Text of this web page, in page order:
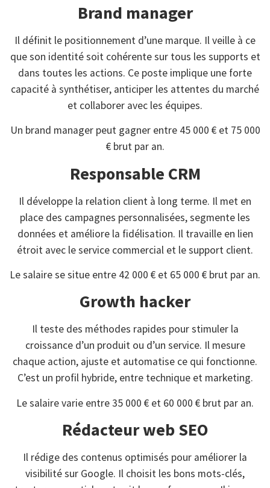
Brand manager
Il définit le positionnement d’une marque. Il veille à ce
que son identité soit cohérente sur tous les supports et
dans toutes les actions. Ce poste implique une forte
capacité à synthétiser, anticiper les attentes du marché
et collaborer avec les équipes.
Un brand manager peut gagner entre 45 000 € et 75 000
€ brut par an.
Responsable CRM
Il développe la relation client à long terme. Il met en
place des campagnes personnalisées, segmente les
données et améliore la fidélisation. Il travaille en lien
étroit avec le service commercial et le support client.
Le salaire se situe entre 42 000 € et 65 000 € brut par an.
Growth hacker
Il teste des méthodes rapides pour stimuler la
croissance d’un produit ou d’un service. Il mesure
chaque action, ajuste et automatise ce qui fonctionne.
C’est un profil hybride, entre technique et marketing.
Le salaire varie entre 35 000 € et 60 000 € brut par an.
Rédacteur web SEO
Il rédige des contenus optimisés pour améliorer la
visibilité sur Google. Il choisit les bons mots-clés,